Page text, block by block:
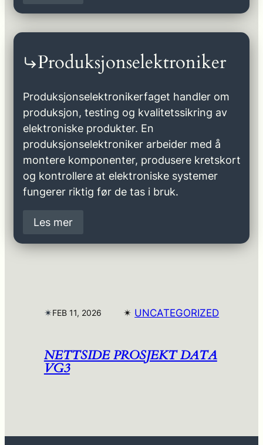
Produksjonselektroniker
Produksjonselektronikerfaget handler om
produksjon, testing og kvalitetssikring av
elektroniske produkter. En
produksjonselektroniker arbeider med å
montere komponenter, produsere kretskort
og kontrollere at elektroniske systemer
fungerer riktig før de tas i bruk.
Les mer
✴︎FEB 11, 2026 ✴︎ UNCATEGORIZED
NETTSIDE PROSJEKT DATA
VG3